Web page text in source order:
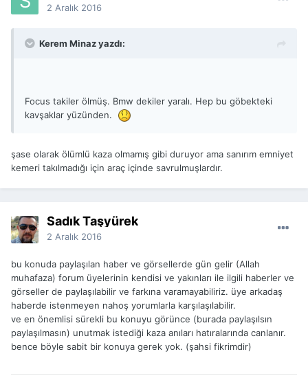
2 Aralık 2016
Kerem Minaz yazdı:
Focus takiler ölmüş. Bmw dekiler yaralı. Hep bu göbekteki
kavşaklar yüzünden.
şase olarak ölümlü kaza olmamış gibi duruyor ama sanırım emniyet
kemeri takılmadığı için araç içinde savrulmuşlardır.
Sadık Taşyürek
2 Aralık 2016
bu konuda paylaşılan haber ve görsellerde gün gelir (Allah
muhafaza) forum üyelerinin kendisi ve yakınları ile ilgili haberler ve
görseller de paylaşılabilir ve farkına varamayabiliriz. üye arkadaş
haberde istenmeyen nahoş yorumlarla karşılaşılabilir.
ve en önemlisi sürekli bu konuyu görünce (burada paylaşılsın
paylaşılmasın) unutmak istediği kaza anıları hatıralarında canlanır.
bence böyle sabit bir konuya gerek yok. (şahsi fikrimdir)